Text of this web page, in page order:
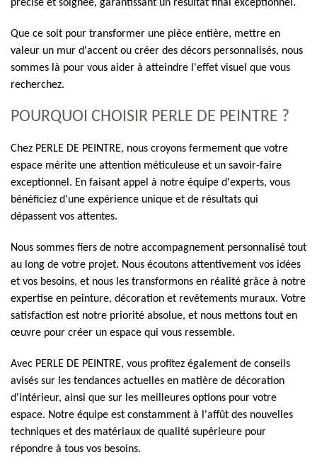
précise et soignée, garantissant un résultat final exceptionnel.
Que ce soit pour transformer une pièce entière, mettre en
valeur un mur d'accent ou créer des décors personnalisés, nous
sommes là pour vous aider à atteindre l'effet visuel que vous
recherchez.
POURQUOI CHOISIR PERLE DE PEINTRE ?
Chez PERLE DE PEINTRE, nous croyons fermement que votre
espace mérite une attention méticuleuse et un savoir-faire
exceptionnel. En faisant appel à notre équipe d'experts, vous
bénéficiez d'une expérience unique et de résultats qui
dépassent vos attentes.
Nous sommes fiers de notre accompagnement personnalisé tout
au long de votre projet. Nous écoutons attentivement vos idées
et vos besoins, et nous les transformons en réalité grâce à notre
expertise en peinture, décoration et revêtements muraux. Votre
satisfaction est notre priorité absolue, et nous mettons tout en
œuvre pour créer un espace qui vous ressemble.
Avec PERLE DE PEINTRE, vous profitez également de conseils
avisés sur les tendances actuelles en matière de décoration
d'intérieur, ainsi que sur les meilleures options pour votre
espace. Notre équipe est constamment à l'affût des nouvelles
techniques et des matériaux de qualité supérieure pour
répondre à tous vos besoins.